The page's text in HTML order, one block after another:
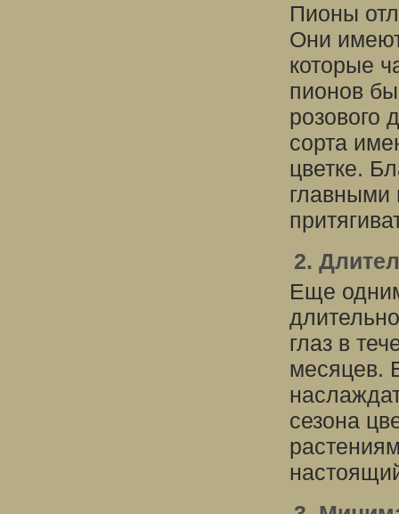
Пионы
Они
которые
пионов
розового
сорта
цветке.
главными
2.
Еще
глаз в
месяцев.
сезона